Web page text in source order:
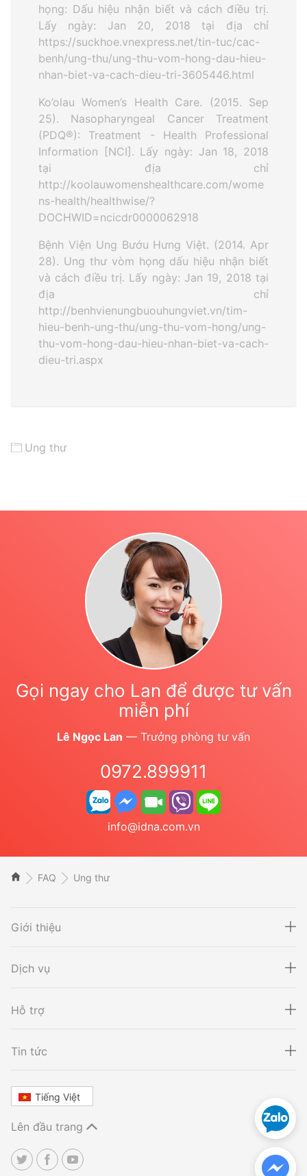
Xét nghiệm khai sinh
Thalassemia
họng: Dấu hiệu nhận biết và cách điều trị.
Lấy ngày: Jan 20, 2018 tại địa chỉ
https://suckhoe.vnexpress.net/tin-tuc/cac-
benh/ung-thu/ung-thu-vom-hong-dau-hieu-
nhan-biet-va-cach-dieu-tri-3605446.html
Ko’olau Women’s Health Care. (2015. Sep
25). Nasopharyngeal Cancer Treatment
(PDQ®): Treatment - Health Professional
Information [NCI]. Lấy ngày: Jan 18, 2018
tại địa chỉ
http://koolauwomenshealthcare.com/wome
ns-health/healthwise/?
DOCHWID=ncicdr0000062918
Bệnh Viện Ung Bướu Hưng Việt. (2014. Apr
28). Ung thư vòm họng dấu hiệu nhận biết
và cách điều trị. Lấy ngày: Jan 19, 2018 tại
địa chỉ
http://benhvienungbuouhungviet.vn/tim-
hieu-benh-ung-thu/ung-thu-vom-hong/ung-
thu-vom-hong-dau-hieu-nhan-biet-va-cach-
dieu-tri.aspx
Ung thư
Gọi ngay cho Lan để được tư vấn
miễn phí
Lê Ngọc Lan — Trưởng phòng tư vấn
0972.899911
info@idna.com.vn
FAQ Ung thư
Giới thiệu
Dịch vụ
Hỗ trợ
Tin tức
Tiếng Việt
Lên đầu trang